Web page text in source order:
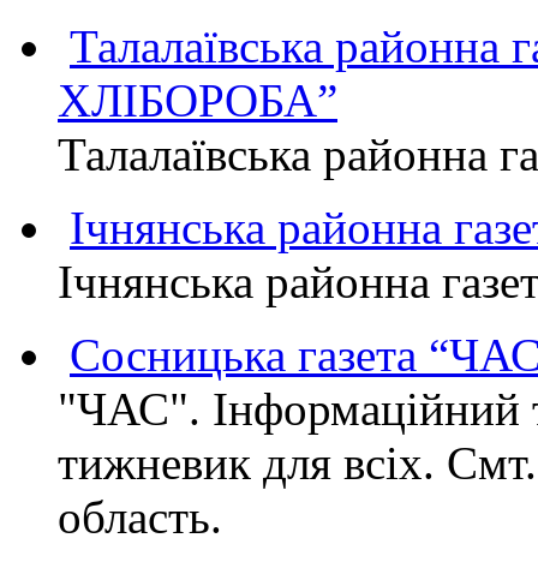
Талалаївська
ХЛІБОРОБА”
Талалаївська
Ічнянська районна
Ічнянська районна
Сосницька газета
"ЧАС". Інформаційний
тижневик для всіх.
область.